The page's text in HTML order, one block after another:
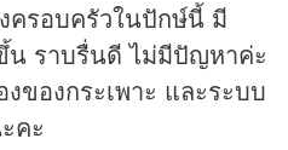
ครอบครัวในปักษ์นี้ มี
น ราบรื่นดี ไม่มีปัญหาค่ะ
ของกระเพาะ และระบบ
คะ